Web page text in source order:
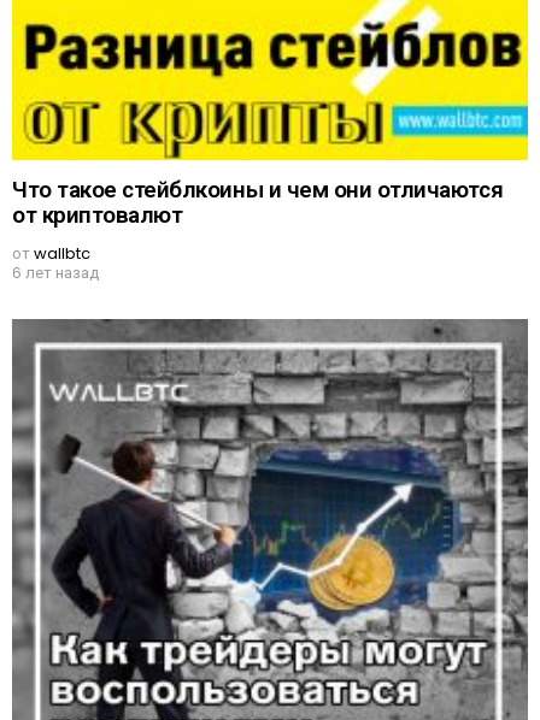
Что такое стейблкоины и чем они отличаются
от криптовалют
отwallbtc
6 лет назад